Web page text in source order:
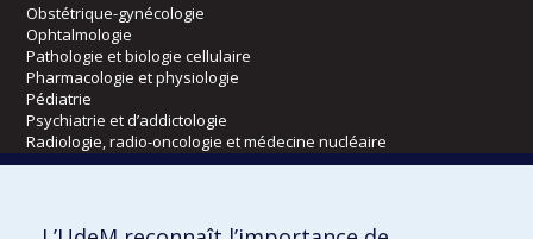
Obstétrique-gynécologie
Ophtalmologie
Pathologie et biologie cellulaire
Pharmacologie et physiologie
Pédiatrie
Psychiatrie et d’addictologie
Radiologie, radio-oncologie et médecine nucléaire